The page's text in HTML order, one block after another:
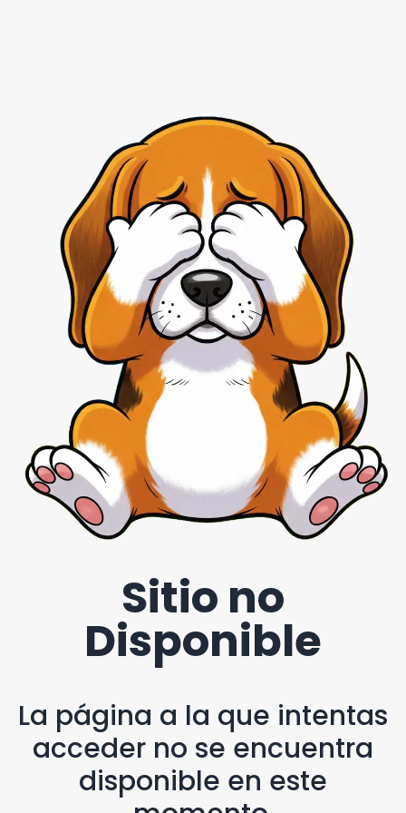
Sitio no
Disponible
La página a la que intentas
acceder no se encuentra
disponible en este